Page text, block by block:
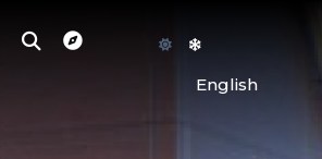
English